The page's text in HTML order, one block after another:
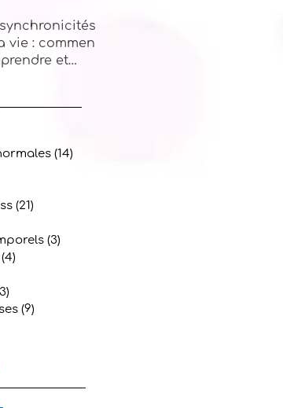
vie : comment
et
(14)
(21)
(3)
(4)
(9)